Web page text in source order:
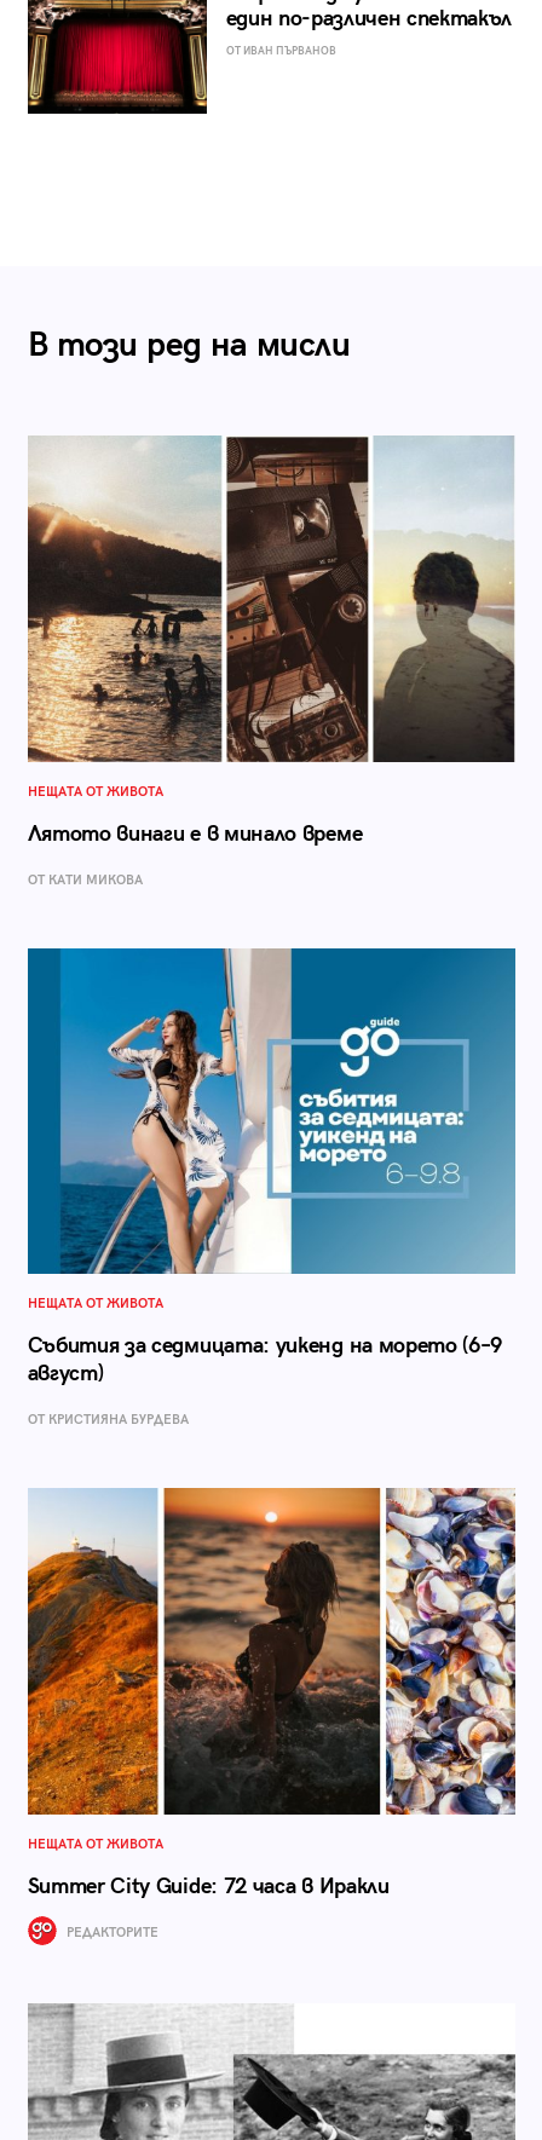
един по-различен спектакъл
ОТ ИВАН ПЪРВАНОВ
В този ред на мисли
НЕЩАТА ОТ ЖИВОТА
Лятото винаги е в минало време
ОТ КАТИ МИКОВА
НЕЩАТА ОТ ЖИВОТА
Събития за седмицата: уикенд на морето (6–9
август)
ОТ КРИСТИЯНА БУРДЕВА
НЕЩАТА ОТ ЖИВОТА
Summer City Guide: 72 часа в Иракли
РЕДАКТОРИТЕ